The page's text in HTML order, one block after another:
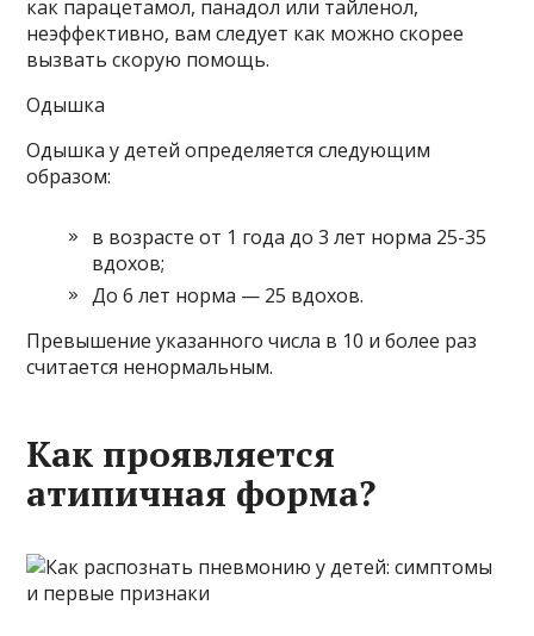
как парацетамол, панадол или тайленол,
неэффективно, вам следует как можно скорее
вызвать скорую помощь.
Одышка
Одышка у детей определяется следующим
образом:
в возрасте от 1 года до 3 лет норма 25-35
вдохов;
До 6 лет норма — 25 вдохов.
Превышение указанного числа в 10 и более раз
считается ненормальным.
Как проявляется
атипичная форма?